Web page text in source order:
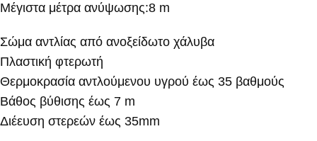
Μέγιστα μέτρα ανύψωσης:8 m
Σώμα αντλίας από ανοξείδωτο χάλυβα
Πλαστική φτερωτή
Θερμοκρασία αντλούμενου υγρού έως 35 βαθμούς
Βάθος βύθισης έως 7 m
Διέευση στερεών έως 35mm